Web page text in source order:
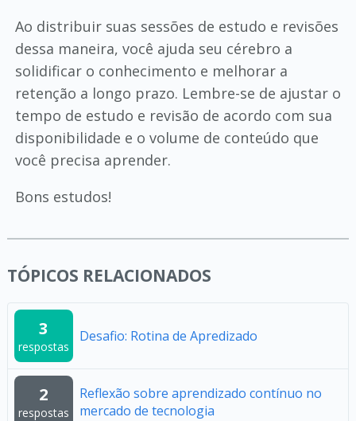
Ao distribuir suas sessões de estudo e revisões
dessa maneira, você ajuda seu cérebro a
solidificar o conhecimento e melhorar a
retenção a longo prazo. Lembre-se de ajustar o
tempo de estudo e revisão de acordo com sua
disponibilidade e o volume de conteúdo que
você precisa aprender.
Bons estudos!
TÓPICOS RELACIONADOS
3
respostas
Desafio: Rotina de Apredizado
2
respostas
Reflexão sobre aprendizado contínuo no
mercado de tecnologia